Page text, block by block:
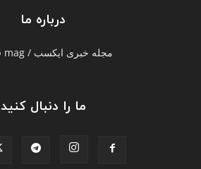
درباره ما
مجله خبری ایکسب / ecasb mag
ما را دنبال کنید